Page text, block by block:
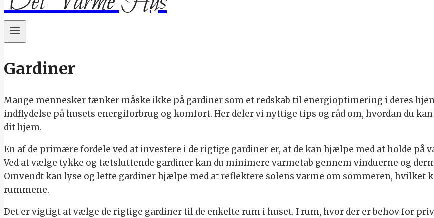
Gardiner
Mange mennesker tænker måske ikke på gardiner som et redskab til energioptimering i deres
indflydelse på husets energiforbrug og komfort. Her deler vi nyttige tips og råd om, hvordan du
dit hjem.
En af de primære fordele ved at investere i de rigtige gardiner er, at de kan hjælpe med at holde
Ved at vælge tykke og tætsluttende gardiner kan du minimere varmetab gennem vinduerne og
Omvendt kan lyse og lette gardiner hjælpe med at reflektere solens varme om sommeren, hvilket
rummene.
Det er vigtigt at vælge de rigtige gardiner til de enkelte rum i huset. I rum, hvor der er behov for